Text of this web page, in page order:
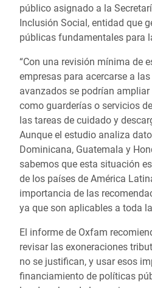
público asignado a la
Inclusión Social, entidad que
públicas fundamentales para
“Con una revisión mínima de
empresas para acercarse a
avanzados se podrían
como guarderías o servicios
las tareas de cuidado y
Aunque el estudio analiza
Dominicana, Guatemala y
sabemos que esta situación
de los países de América
importancia de las
ya que son aplicables a toda
El informe de Oxfam
revisar las exoneraciones
no se justifican, y usar esos
financiamiento de políticas